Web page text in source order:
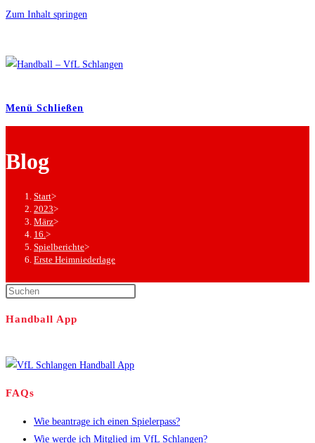
Zum Inhalt springen
Menü Schließen
Blog
Start>
2023>
März>
16. >
Spielberichte>
Erste Heimniederlage
Handball App
FAQs
Wie beantrage ich einen Spielerpass?
Wie werde ich Mitglied im VfL Schlangen?